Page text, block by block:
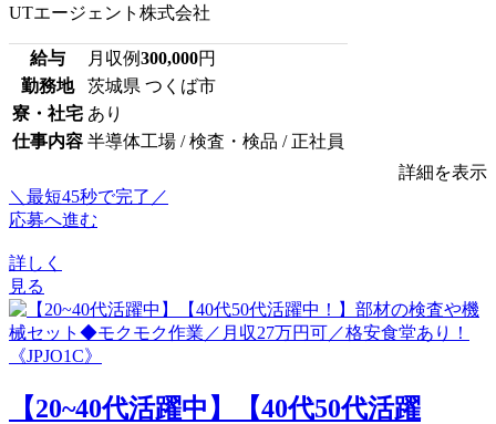
UTエージェント株式会社
給与 月収例300,000円
勤務地
茨城県 つくば市
寮・社宅 あり
仕事内容 半導体工場 / 検査・検品 / 正社員
詳細を表示
＼最短45秒で完了／
応募へ進む
詳しく
見る
【20~40代活躍中】【40代50代活躍